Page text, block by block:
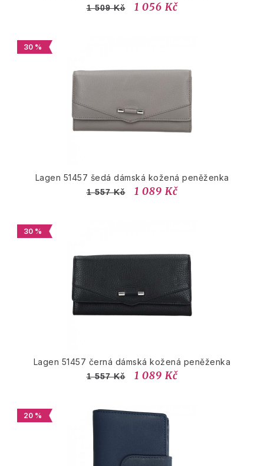
1 509 Kč 1 056 Kč
30 %
Lagen 51457 šedá dámská kožená peněženka
1 557 Kč 1 089 Kč
30 %
Lagen 51457 černá dámská kožená peněženka
1 557 Kč 1 089 Kč
20 %